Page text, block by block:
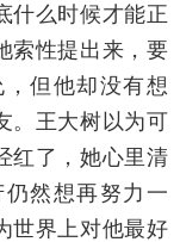
什么时候才能正
索性提出来，要
但他却没有想
。王大树以为可
红了，她心里清
然想再努力一
世界上对他最好